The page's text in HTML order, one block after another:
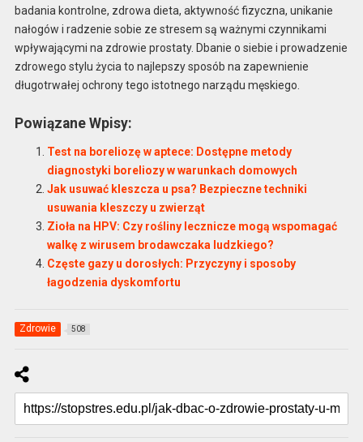
badania kontrolne, zdrowa dieta, aktywność fizyczna, unikanie
nałogów i radzenie sobie ze stresem są ważnymi czynnikami
wpływającymi na zdrowie prostaty. Dbanie o siebie i prowadzenie
zdrowego stylu życia to najlepszy sposób na zapewnienie
długotrwałej ochrony tego istotnego narządu męskiego.
Powiązane Wpisy:
Test na boreliozę w aptece: Dostępne metody
diagnostyki boreliozy w warunkach domowych
Jak usuwać kleszcza u psa? Bezpieczne techniki
usuwania kleszczy u zwierząt
Zioła na HPV: Czy rośliny lecznicze mogą wspomagać
walkę z wirusem brodawczaka ludzkiego?
Częste gazy u dorosłych: Przyczyny i sposoby
łagodzenia dyskomfortu
Zdrowie 508